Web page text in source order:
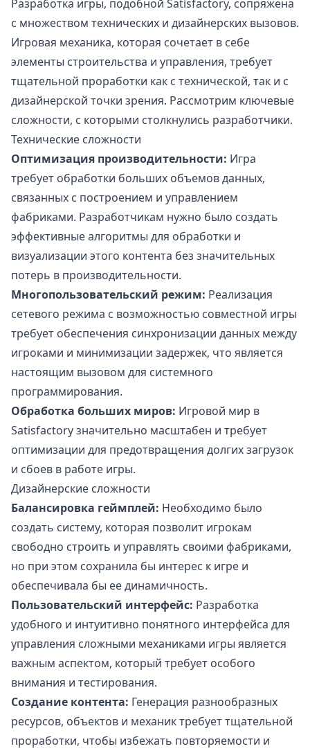
Разработка игры, подобной Satisfactory, сопряжена
с множеством технических и дизайнерских вызовов.
Игровая механика, которая сочетает в себе
элементы строительства и управления, требует
тщательной проработки как с технической, так и с
дизайнерской точки зрения. Рассмотрим ключевые
сложности, с которыми столкнулись разработчики.
Технические сложности
Оптимизация производительности: Игра
требует обработки больших объемов данных,
связанных с построением и управлением
фабриками. Разработчикам нужно было создать
эффективные алгоритмы для обработки и
визуализации этого контента без значительных
потерь в производительности.
Многопользовательский режим: Реализация
сетевого режима с возможностью совместной игры
требует обеспечения синхронизации данных между
игроками и минимизации задержек, что является
настоящим вызовом для системного
программирования.
Обработка больших миров: Игровой мир в
Satisfactory значительно масштабен и требует
оптимизации для предотвращения долгих загрузок
и сбоев в работе игры.
Дизайнерские сложности
Балансировка геймплей: Необходимо было
создать систему, которая позволит игрокам
свободно строить и управлять своими фабриками,
но при этом сохранила бы интерес к игре и
обеспечивала бы ее динамичность.
Пользовательский интерфейс: Разработка
удобного и интуитивно понятного интерфейса для
управления сложными механиками игры является
важным аспектом, который требует особого
внимания и тестирования.
Создание контента: Генерация разнообразных
ресурсов, объектов и механик требует тщательной
проработки, чтобы избежать повторяемости и